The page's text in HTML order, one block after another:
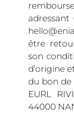
adressant
être
son
d’origine
du bon de
EURL
44000